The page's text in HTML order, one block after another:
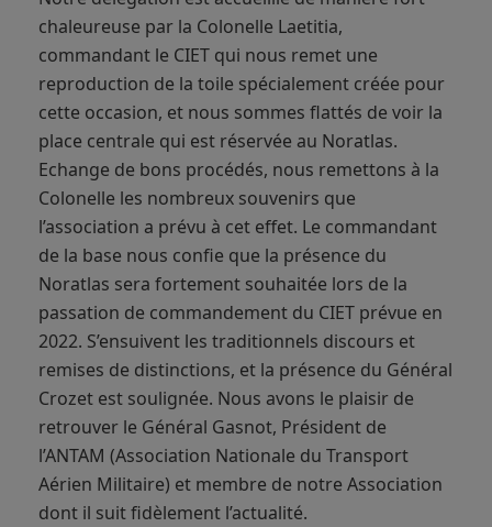
chaleureuse par la Colonelle Laetitia,
commandant le CIET qui nous remet une
reproduction de la toile spécialement créée pour
cette occasion, et nous sommes flattés de voir la
place centrale qui est réservée au Noratlas.
Echange de bons procédés, nous remettons à la
Colonelle les nombreux souvenirs que
l’association a prévu à cet effet. Le commandant
de la base nous confie que la présence du
Noratlas sera fortement souhaitée lors de la
passation de commandement du CIET prévue en
2022. S’ensuivent les traditionnels discours et
remises de distinctions, et la présence du Général
Crozet est soulignée. Nous avons le plaisir de
retrouver le Général Gasnot, Président de
l’ANTAM (Association Nationale du Transport
Aérien Militaire) et membre de notre Association
dont il suit fidèlement l’actualité.